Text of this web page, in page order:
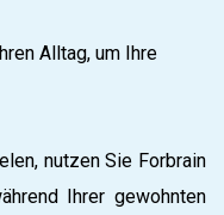
Alltag, um Ihre
nutzen Sie Forbrain
Ihrer gewohnten